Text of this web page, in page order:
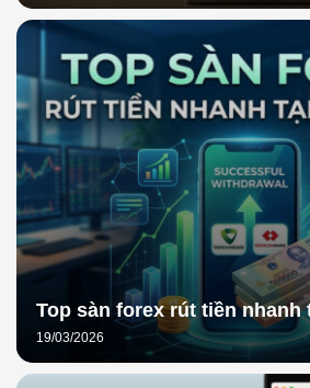
Top sàn forex rút tiền nhanh
19/03/2026